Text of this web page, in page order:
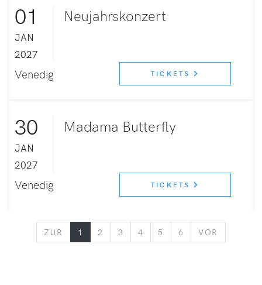
01
JAN
2027
Neujahrskonzert
Venedig TICKETS
30
JAN
2027
Madama Butterfly
Venedig TICKETS
ZUR ZURÜCK
1 2 3 4 5 6 VOR